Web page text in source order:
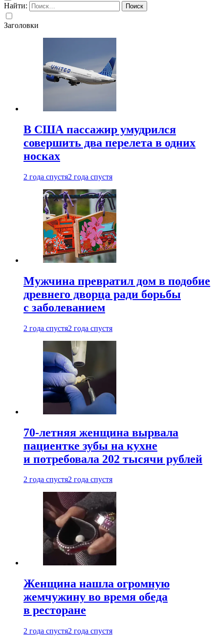
Найти:
Заголовки
В США пассажир умудрился
совершить два перелета в одних
носках
2 года спустя2 года спустя
Мужчина превратил дом в подобие
древнего дворца ради борьбы
с заболеванием
2 года спустя2 года спустя
70-летняя женщина вырвала
пациентке зубы на кухне
и потребовала 202 тысячи рублей
2 года спустя2 года спустя
Женщина нашла огромную
жемчужину во время обеда
в ресторане
2 года спустя2 года спустя